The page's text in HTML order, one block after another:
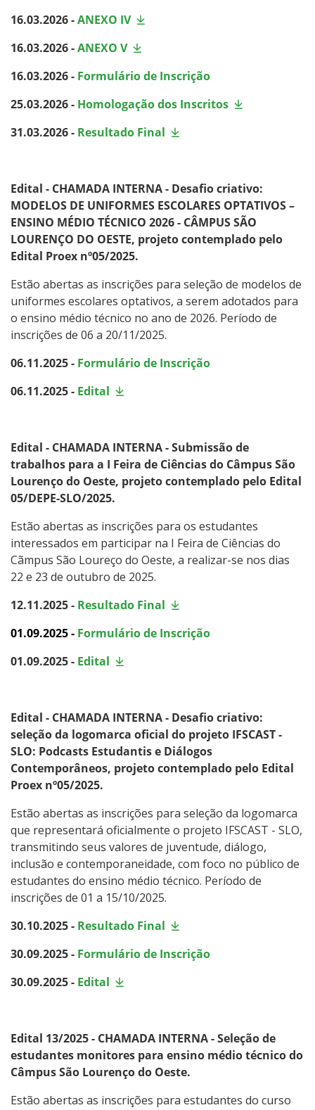
16.03.2026 -ANEXO IV
16.03.2026 -ANEXO V
16.03.2026 - Formulário de Inscrição
25.03.2026 - Homologação dos Inscritos
31.03.2026 - Resultado Final
Edital - CHAMADA INTERNA - Desafio criativo:
MODELOS DE UNIFORMES ESCOLARES OPTATIVOS –
ENSINO MÉDIO TÉCNICO 2026 - CÂMPUS SÃO
LOURENÇO DO OESTE, projeto contemplado pelo
Edital Proex nº05/2025.
Estão abertas as inscrições para seleção de modelos de
uniformes escolares optativos, a serem adotados para
o ensino médio técnico no ano de 2026. Período de
inscrições de 06 a 20/11/2025.
06.11.2025 - Formulário de Inscrição
06.11.2025 - Edital
Edital - CHAMADA INTERNA - Submissão de
trabalhos para a I Feira de Ciências do Câmpus São
Lourenço do Oeste, projeto contemplado pelo Edital
05/DEPE-SLO/2025.
Estão abertas as inscrições para os estudantes
interessados em participar na I Feira de Ciências do
Cãmpus São Loureço do Oeste, a realizar-se nos dias
22 e 23 de outubro de 2025.
12.11.2025 - Resultado Final
01.09.2025 - Formulário de Inscrição
01.09.2025 - Edital
Edital - CHAMADA INTERNA - Desafio criativo:
seleção da logomarca oficial do projeto IFSCAST -
SLO: Podcasts Estudantis e Diálogos
Contemporâneos, projeto contemplado pelo Edital
Proex nº05/2025.
Estão abertas as inscrições para seleção da logomarca
que representará oficialmente o projeto IFSCAST - SLO,
transmitindo seus valores de juventude, diálogo,
inclusão e contemporaneidade, com foco no público de
estudantes do ensino médio técnico. Período de
inscrições de 01 a 15/10/2025.
30.10.2025 - Resultado Final
30.09.2025 - Formulário de Inscrição
30.09.2025 - Edital
Edital 13/2025 - CHAMADA INTERNA - Seleção de
estudantes monitores para ensino médio técnico do
Câmpus São Lourenço do Oeste.
Estão abertas as inscrições para estudantes do curso